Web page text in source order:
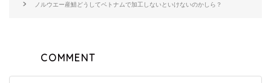
ノルウエー産鯖どうしてベトナムで加工しないといけないのかしら？
COMMENT